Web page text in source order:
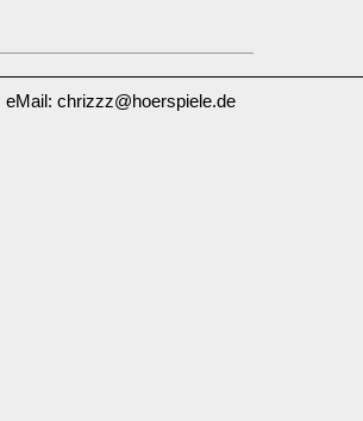
| eMail: chrizzz@hoerspiele.de